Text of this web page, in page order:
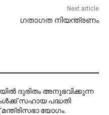
Next article
ഗതാഗത നിയന്ത്രണം
ദുരിതം അനുഭവിക്കുന്ന
സഹായ പദ്ധതി
മന്ത്രിസഭാ യോഗം.